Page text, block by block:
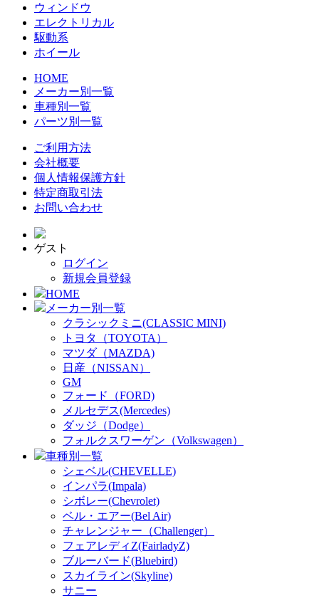
ウィンドウ
エレクトリカル
駆動系
ホイール
HOME
メーカー別一覧
車種別一覧
パーツ別一覧
ご利用方法
会社概要
個人情報保護方針
特定商取引法
お問い合わせ
ゲスト
ログイン
新規会員登録
HOME
メーカー別一覧
クラシックミニ(CLASSIC MINI)
トヨタ（TOYOTA）
マツダ（MAZDA)
日産（NISSAN）
GM
フォード（FORD)
メルセデス(Mercedes)
ダッジ（Dodge）
フォルクスワーゲン（Volkswagen）
車種別一覧
シェベル(CHEVELLE)
インパラ(Impala)
シボレー(Chevrolet)
ベル・エアー(Bel Air)
チャレンジャー（Challenger）
フェアレディZ(FairladyZ)
ブルーバード(Bluebird)
スカイライン(Skyline)
サニー